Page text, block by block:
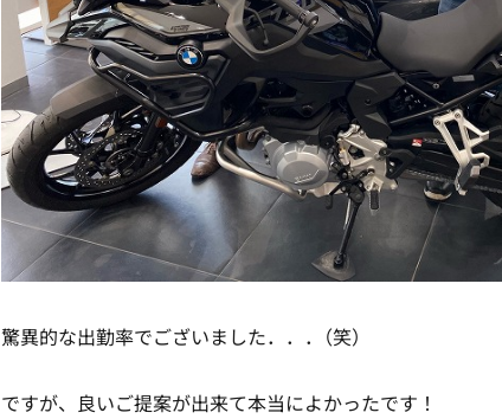
驚異的な出勤率でございました．．．（笑）
ですが、良いご提案が出来て本当によかったです！